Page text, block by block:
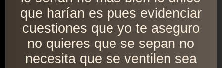
que harían es pues evidenciar
cuestiones que yo te aseguro
no quieres que se sepan no
necesita que se ventilen sea